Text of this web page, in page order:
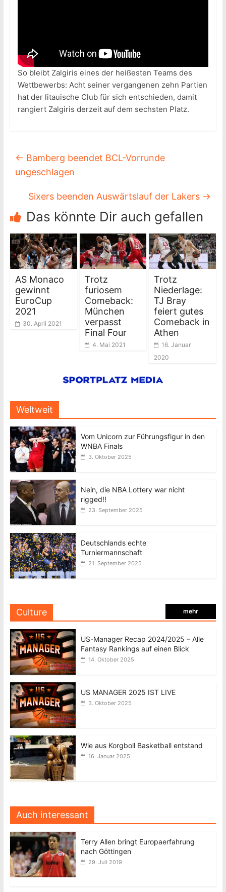
So bleibt Zalgiris eines der heißesten Teams des
Wettbewerbs: Acht seiner vergangenen zehn Partien
hat der litauische Club für sich entschieden, damit
rangiert Zalgiris derzeit auf dem sechsten Platz.
← Bamberg beendet BCL-Vorrunde
ungeschlagen
Sixers beenden Auswärtslauf der Lakers →
Das könnte Dir auch gefallen
AS Monaco
gewinnt
EuroCup
2021
30. April 2021
Trotz
furiosem
Comeback:
München
verpasst
Final Four
4. Mai 2021
Trotz
Niederlage:
TJ Bray
feiert gutes
Comeback in
Athen
16. Januar
2020
Weltweit
Vom Unicorn zur Führungsfigur in den
WNBA Finals
3. Oktober 2025
Nein, die NBA Lottery war nicht
rigged!!
23. September 2025
Deutschlands echte
Turniermannschaft
21. September 2025
Culture mehr
US-Manager Recap 2024/2025 – Alle
Fantasy Rankings auf einen Blick
14. Oktober 2025
US MANAGER 2025 IST LIVE
3. Oktober 2025
Wie aus Korgboll Basketball entstand
16. Januar 2025
Auch interessant
Terry Allen bringt Europaerfahrung
nach Göttingen
29. Juli 2019